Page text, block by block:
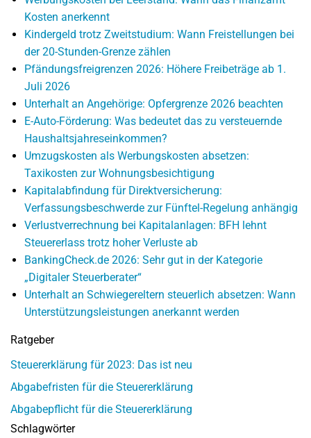
Kosten anerkennt
Kindergeld trotz Zweitstudium: Wann Freistellungen bei
der 20-Stunden-Grenze zählen
Pfändungsfreigrenzen 2026: Höhere Freibeträge ab 1.
Juli 2026
Unterhalt an Angehörige: Opfergrenze 2026 beachten
E-Auto-Förderung: Was bedeutet das zu versteuernde
Haushaltsjahreseinkommen?
Umzugskosten als Werbungskosten absetzen:
Taxikosten zur Wohnungsbesichtigung
Kapitalabfindung für Direktversicherung:
Verfassungsbeschwerde zur Fünftel-Regelung anhängig
Verlustverrechnung bei Kapitalanlagen: BFH lehnt
Steuererlass trotz hoher Verluste ab
BankingCheck.de 2026: Sehr gut in der Kategorie
„Digitaler Steuerberater“
Unterhalt an Schwiegereltern steuerlich absetzen: Wann
Unterstützungsleistungen anerkannt werden
Ratgeber
Steuererklärung für 2023: Das ist neu
Abgabefristen für die Steuererklärung
Abgabepflicht für die Steuererklärung
Schlagwörter